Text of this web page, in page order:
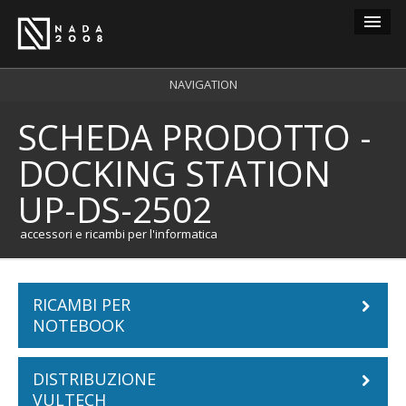
carrello 0
login
registrazione
NAVIGATION
SCHEDA PRODOTTO -
DOCKING STATION
UP-DS-2502
accessori e ricambi per l'informatica
RICAMBI PER
NOTEBOOK
Batterie Notebook
DISTRIBUZIONE
VULTECH